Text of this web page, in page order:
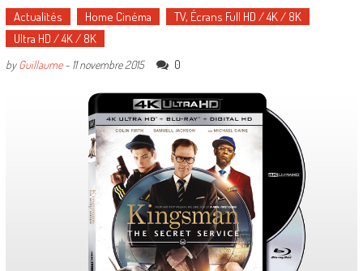
Actualités Home Cinéma
TV, Écrans Full HD / 4K / 8K
Ultra HD / 4K / 8K
byGuillaume- 11 novembre 2015 0